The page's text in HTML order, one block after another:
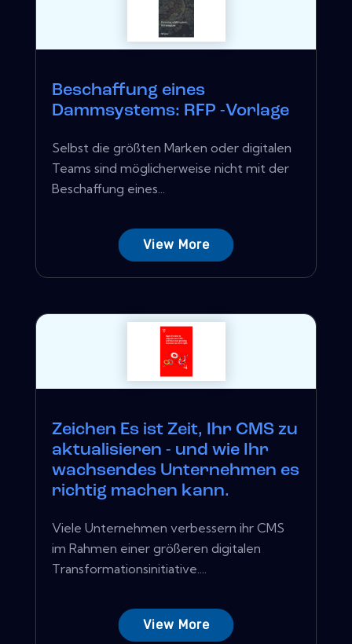
Beschaffung eines
Dammsystems: RFP -Vorlage
Selbst die größten Marken oder digitalen
Teams sind möglicherweise nicht mit der
Beschaffung eines...
View More
Zeichen Es ist Zeit, Ihr CMS zu
aktualisieren - und wie Ihr
wachsendes Unternehmen es
richtig machen kann.
Viele Unternehmen verbessern ihr CMS
im Rahmen einer größeren digitalen
Transformationsinitiative....
View More